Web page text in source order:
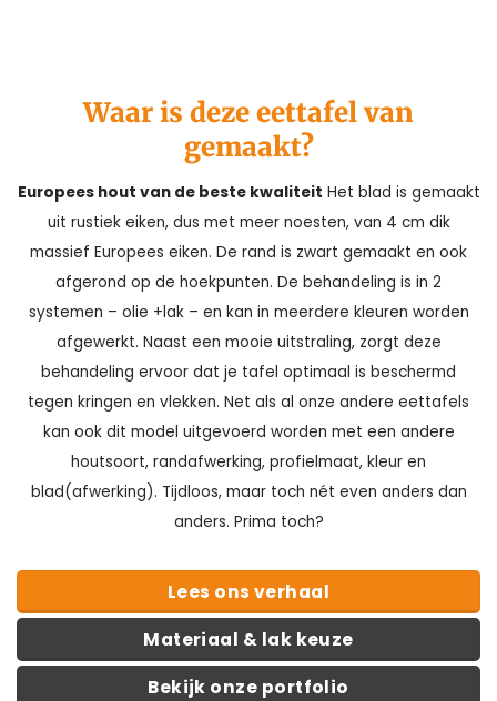
Waar is deze eettafel van
gemaakt?
Europees hout van de beste kwaliteit Het blad is gemaakt
uit rustiek eiken, dus met meer noesten, van 4 cm dik
massief Europees eiken. De rand is zwart gemaakt en ook
afgerond op de hoekpunten. De behandeling is in 2
systemen – olie +lak – en kan in meerdere kleuren worden
afgewerkt. Naast een mooie uitstraling, zorgt deze
behandeling ervoor dat je tafel optimaal is beschermd
tegen kringen en vlekken. Net als al onze andere eettafels
kan ook dit model uitgevoerd worden met een andere
houtsoort, randafwerking, profielmaat, kleur en
blad(afwerking). Tijdloos, maar toch nét even anders dan
anders. Prima toch?
Lees ons verhaal
Materiaal & lak keuze
Bekijk onze portfolio